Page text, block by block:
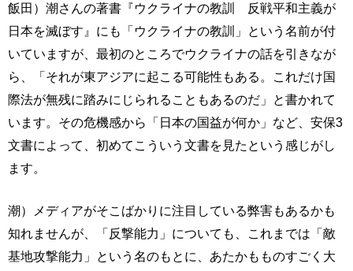
飯田）潮さんの著書『ウクライナの教訓 反戦平和主義が
日本を滅ぼす』にも「ウクライナの教訓」という名前が付
いていますが、最初のところでウクライナの話を引きなが
ら、「それが東アジアに起こる可能性もある。これだけ国
際法が無残に踏みにじられることもあるのだ」と書かれて
います。その危機感から「日本の国益が何か」など、安保3
文書によって、初めてこういう文書を見たという感じがし
ます。
潮）メディアがそこばかりに注目している弊害もあるかも
知れませんが、「反撃能力」についても、これまでは「敵
基地攻撃能力」という名のもとに、あたかもものすごく大